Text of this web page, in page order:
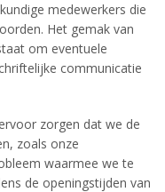
medewerkers die
Het gemak van
om eventuele
communicatie
zorgen dat we de
zoals onze
waarmee we te
de openingstijden van